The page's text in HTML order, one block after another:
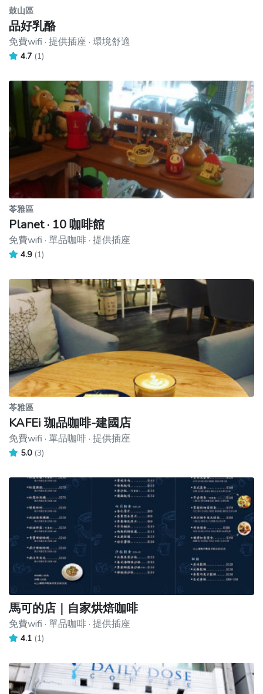
鼓山區
品好乳酪
免費wifi · 提供插座 · 環境舒適
4.7 (1)
苓雅區
Planet · 10 咖啡館
免費wifi · 單品咖啡 · 提供插座
4.9 (1)
苓雅區
KAFEi 珈品咖啡-建國店
免費wifi · 單品咖啡 · 提供插座
5.0 (3)
馬可的店｜自家烘焙咖啡
免費wifi · 單品咖啡 · 提供插座
4.1 (1)